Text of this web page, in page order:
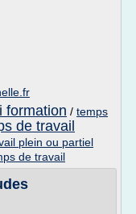
formation / temps
de travail
plein ou partiel
de travail